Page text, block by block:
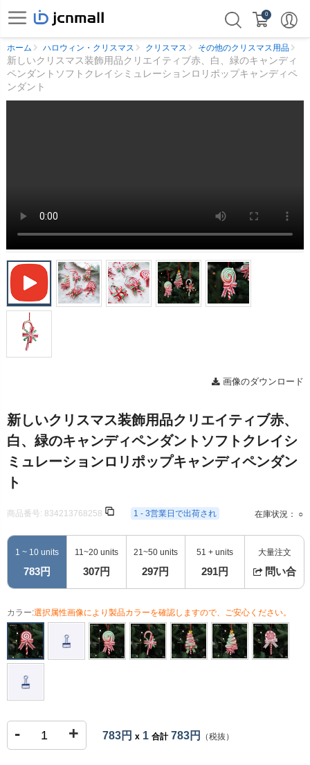
0
ホーム ハロウィン・クリスマス クリスマス その他のクリスマス用品
新しいクリスマス装飾用品クリエイティブ赤、白、緑のキャンディ
ペンダントソフトクレイシミュレーションロリポップキャンディペ
ンダント
画像のダウンロード
新しいクリスマス装飾用品クリエイティブ赤、
白、緑のキャンディペンダントソフトクレイシ
ミュレーションロリポップキャンディペンダン
ト
商品番号: 834213768258 1 - 3営業日で出荷され 在庫状況： ○
1 ~ 10 units
783円
11~20 units
307円
21~50 units
297円
51 + units
291円
大量注文
問い合
カラー:選択属性画像により製品カラーを確認しますので、ご安心ください。
- + 783円 x 1 合計783円 （税抜）